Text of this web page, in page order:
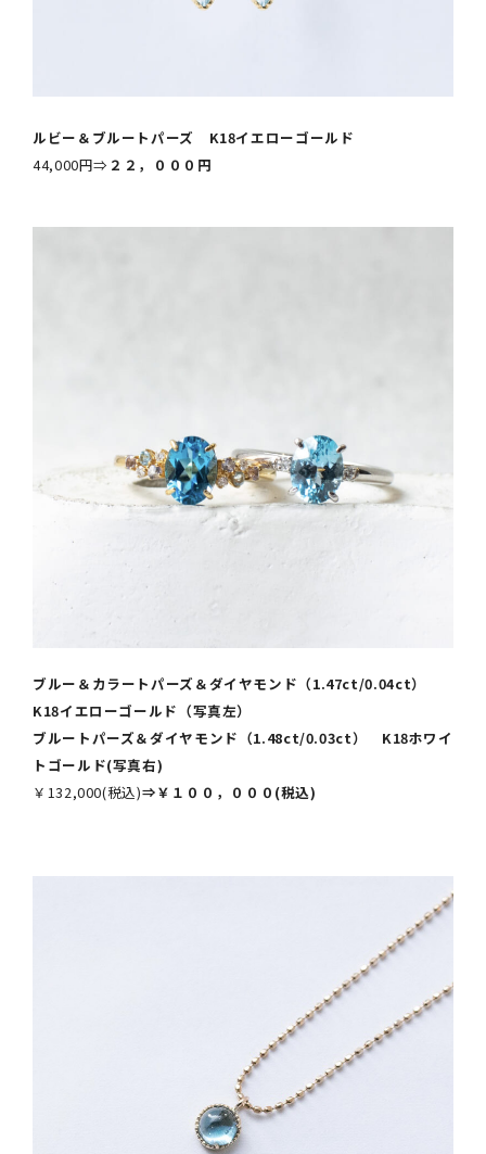
ルビー＆ブルートパーズ K18イエローゴールド
44,000円⇒ ２２，０００円
ブルー＆カラートパーズ＆ダイヤモンド（1.47ct/0.04ct）
K18イエローゴールド（写真左）
ブルートパーズ＆ダイヤモンド（1.48ct/0.03ct） K18ホワイ
トゴールド(写真右)
￥132,000(税込)⇒￥１００，０００(税込)